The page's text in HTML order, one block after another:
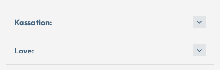
Kassation:
Love: